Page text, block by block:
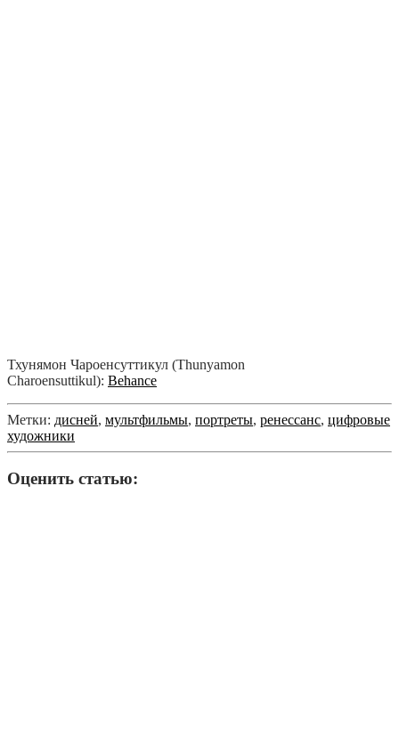
Тхунямон Чароенсуттикул (Thunyamon
Charoensuttikul): Behance
Метки: дисней, мультфильмы, портреты, ренессанс, цифровые
художники
Оценить статью: